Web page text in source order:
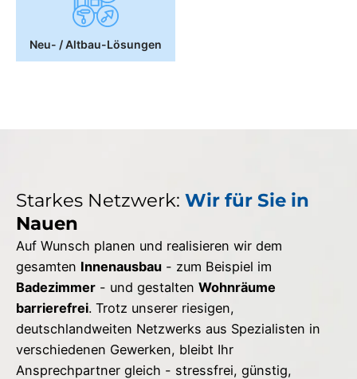
Neu- / Altbau-Lösungen
Starkes Netzwerk: Wir für Sie in
Nauen
Auf Wunsch planen und realisieren wir dem
gesamten Innenausbau - zum Beispiel im
Badezimmer - und gestalten Wohnräume
barrierefrei. Trotz unserer riesigen,
deutschlandweiten Netzwerks aus Spezialisten in
verschiedenen Gewerken, bleibt Ihr
Ansprechpartner gleich - stressfrei, günstig,